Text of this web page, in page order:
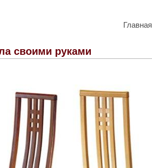
Главная
своими руками